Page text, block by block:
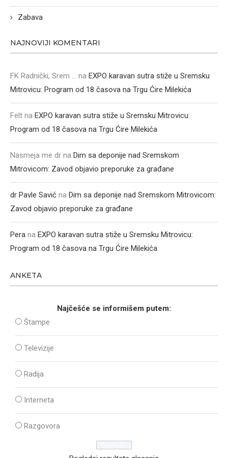
Zabava
NAJNOVIJI KOMENTARI
FK Radnički, Srem ... na EXPO karavan sutra stiže u Sremsku
Mitrovicu: Program od 18 časova na Trgu Ćire Milekića
Felt na EXPO karavan sutra stiže u Sremsku Mitrovicu:
Program od 18 časova na Trgu Ćire Milekića
Nasmeja me dr na Dim sa deponije nad Sremskom
Mitrovicom: Zavod objavio preporuke za građane
dr Pavle Savić na Dim sa deponije nad Sremskom Mitrovicom:
Zavod objavio preporuke za građane
Pera na EXPO karavan sutra stiže u Sremsku Mitrovicu:
Program od 18 časova na Trgu Ćire Milekića
ANKETA
Najčešće se informišem putem:
Štampe
Televizije
Radija
Interneta
Razgovora